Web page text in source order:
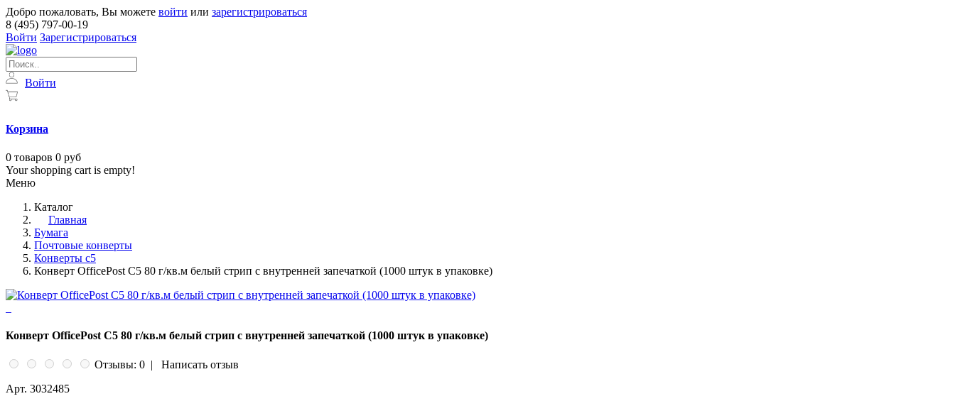
Добро пожаловать, Вы можете войти или зарегистрироваться
8 (495) 797-00-19
Войти Зарегистрироваться
Войти
Корзина
0 товаров 0 руб
Your shopping cart is empty!
Меню
Каталог
Главная
Бумага
Почтовые конверты
Конверты с5
Конверт OfficePost С5 80 г/кв.м белый стрип с внутренней запечаткой (1000 штук в упаковке)
Конверт OfficePost С5 80 г/кв.м белый стрип с внутренней запечаткой (1000 штук в упаковке)
Отзывы: 0 |
Написать отзыв
Арт. 3032485